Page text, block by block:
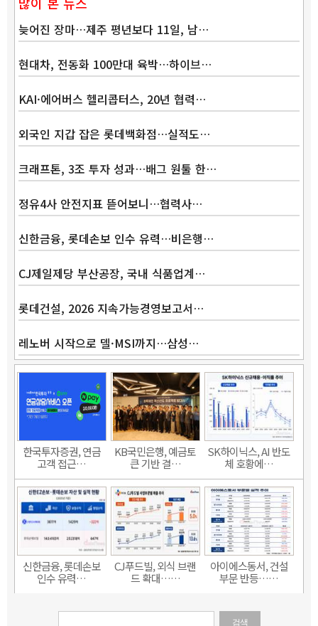
늦어진 장마…제주 평년보다 11일, 남…
현대차, 전동화 100만대 육박…하이브…
KAI·에어버스 헬리콥터스, 20년 협력…
외국인 지갑 잡은 롯데백화점…실적도…
크래프톤, 3조 투자 성과…배그 원툴 한…
정유4사 안전지표 뜯어보니…협력사…
신한금융, 롯데손보 인수 유력…비은행…
CJ제일제당 부산공장, 국내 식품업계…
롯데건설, 2026 지속가능경영보고서…
레노버 시작으로 델·MSI까지…삼성…
한국투자증권, 연금
고객 접근…
KB국민은행, 예금토
큰 기반 결…
SK하이닉스, AI 반도
체 호황에…
신한금융, 롯데손보
인수 유력…
CJ푸드빌, 외식 브랜
드 확대……
아이에스동서, 건설
부문 반등……
검색